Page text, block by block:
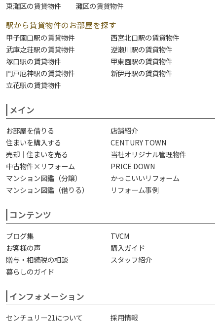
東灘区の賃貸物件
灘区の賃貸物件
駅から賃貸物件のお部屋を探す
甲子園口駅の賃貸物件
西宮北口駅の賃貸物件
武庫之荘駅の賃貸物件
逆瀬川駅の賃貸物件
塚口駅の賃貸物件
甲東園駅の賃貸物件
門戸厄神駅の賃貸物件
新伊丹駅の賃貸物件
立花駅の賃貸物件
メイン
お部屋を借りる
店舗紹介
住まいを購入する
CENTURY TOWN
売却｜住まいを売る
当社オリジナル管理物件
中古物件×リフォーム
PRICE DOWN
マンション図鑑（分譲）
かっこいいリフォーム
マンション図鑑（借りる）
リフォーム事例
コンテンツ
ブログ集
TVCM
お客様の声
購入ガイド
贈与・相続税の相談
スタッフ紹介
暮らしのガイド
インフォメーション
センチュリー21について
採用情報